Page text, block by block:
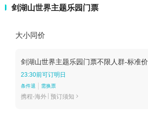
剑湖山世界主题乐园门票
大小同价
剑湖山世界主题乐园门票不限人群-标准价
23:30前可订明日
条件退 需换票
携程-海外 预订须知 